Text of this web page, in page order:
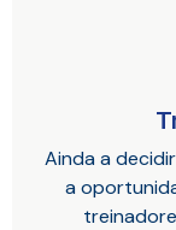
Ainda a
a